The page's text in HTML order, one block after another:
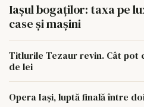
Iașul bogaților: taxa pe
case și mașini
Titlurile Tezaur revin. Cât pot
de lei
Opera Iași, luptă finală între